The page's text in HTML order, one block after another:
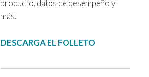
producto, datos de desempeño y
más.
DESCARGA EL FOLLETO